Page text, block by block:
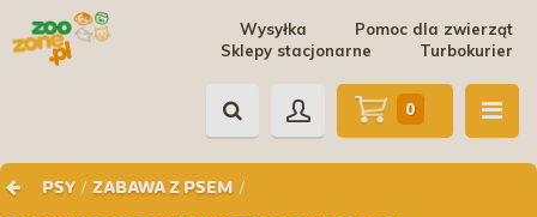
Pomoc dla zwierząt
Wysyłka
Turbokurier
Sklepy stacjonarne
PSY / ZABAWA Z PSEM /
0